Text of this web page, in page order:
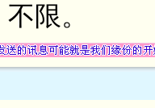
限。